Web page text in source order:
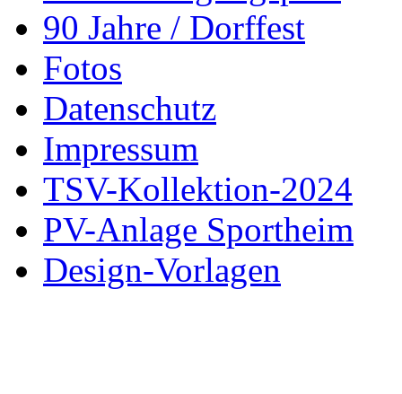
90 Jahre / Dorffest
Fotos
Datenschutz
Impressum
TSV-Kollektion-2024
PV-Anlage Sportheim
Design-Vorlagen